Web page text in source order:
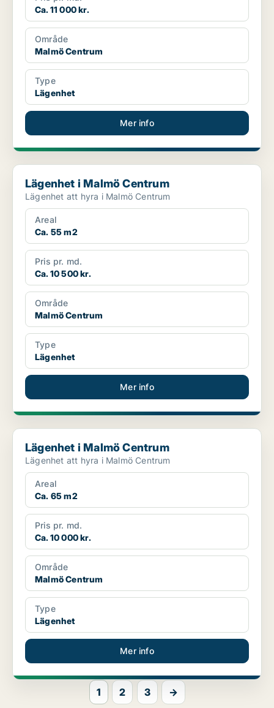
Ca. 11 000 kr.
Område
Malmö Centrum
Type
Lägenhet
Mer info
Lägenhet i Malmö Centrum
Lägenhet i Malmö Centrum
Lägenhet att hyra i Malmö Centrum
Areal
Ca. 55 m2
Pris pr. md.
Ca. 10 500 kr.
Område
Malmö Centrum
Type
Lägenhet
Mer info
Lägenhet i Malmö Centrum
Lägenhet i Malmö Centrum
Lägenhet att hyra i Malmö Centrum
Areal
Ca. 65 m2
Pris pr. md.
Ca. 10 000 kr.
Område
Malmö Centrum
Type
Lägenhet
Mer info
1 2 3 →